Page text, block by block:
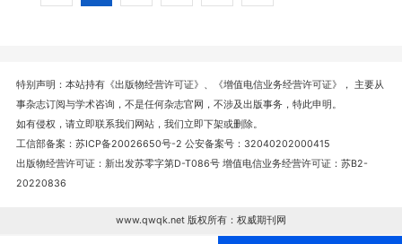
特别声明：本站持有《出版物经营许可证》、《增值电信业务经营许可证》， 主要从
事杂志订阅与学术咨询，不是任何杂志官网，不涉及出版事务，特此申明。
如有侵权，请立即联系我们网站，我们立即下架或删除。
工信部备案：苏ICP备20026650号-2 公安备案号：32040202000415
出版物经营许可证：新出发苏零字第D-T086号 增值电信业务经营许可证：苏B2-
20220836
www.qwqk.net 版权所有：权威期刊网